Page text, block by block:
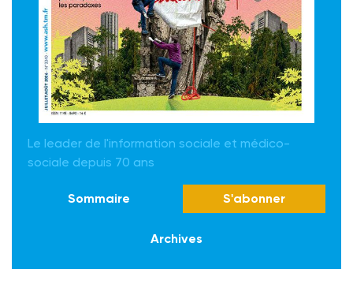
Le leader de l'information sociale et médico-
sociale depuis 70 ans
Sommaire S'abonner
Archives